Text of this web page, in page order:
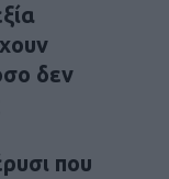
δεν
που